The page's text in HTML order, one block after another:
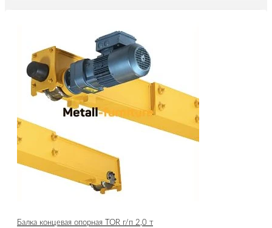
Балка концевая опорная TOR г/п 2,0 т